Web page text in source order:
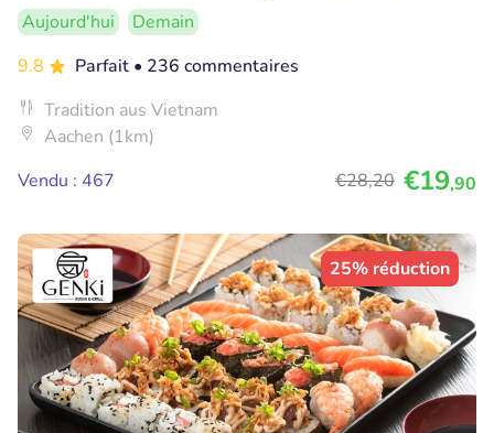
Aujourd'hui
Demain
9.8
Parfait • 236 commentaires
Tradition aus Vietnam
Aachen (1km)
Vendu : 467
€28,20 €19,90
25% réduction